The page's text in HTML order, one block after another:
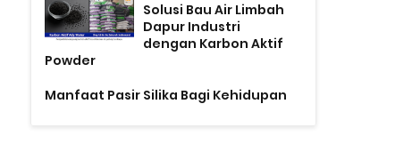
Solusi Bau Air Limbah
Dapur Industri
dengan Karbon Aktif
Powder
Manfaat Pasir Silika Bagi Kehidupan